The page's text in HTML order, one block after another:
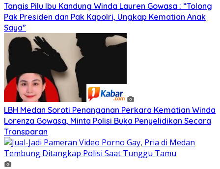
Tangis Pilu Ibu Kandung Winda Lauren Gowasa : “Tolong
Pak Presiden dan Pak Kapolri, Ungkap Kematian Anak
Saya”
‎LBH Medan Soroti Penanganan Perkara Kematian Winda
Lorenza Gowasa, Minta Polisi Buka Penyelidikan Secara
Transparan